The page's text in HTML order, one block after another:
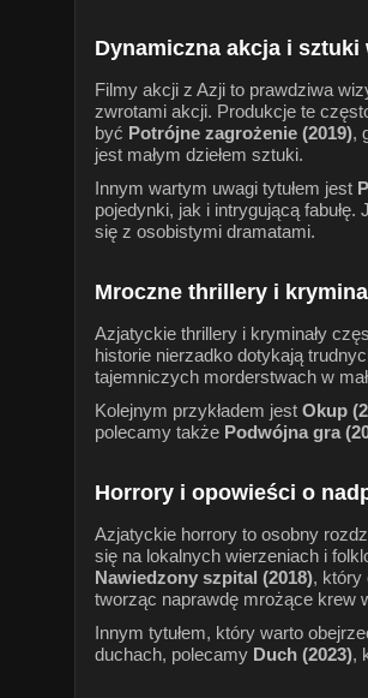
Dynamiczna akcja i sztuki
Filmy akcji z Azji to prawdziwa
zwrotami akcji. Produkcje te
być Potrójne zagrożenie (2019),
jest małym dziełem sztuki.
Innym wartym uwagi tytułem jest
pojedynki, jak i intrygującą
się z osobistymi dramatami.
Mroczne thrillery i
Azjatyckie thrillery i kryminały
historie nierzadko dotykają
tajemniczych morderstwach w
Kolejnym przykładem jest Okup
polecamy także Podwójna gra
Horrory i opowieści o
Azjatyckie horrory to osobny
się na lokalnych wierzeniach i
Nawiedzony szpital (2018), który
tworząc naprawdę mrożące krew
Innym tytułem, który warto
duchach, polecamy Duch (2023),